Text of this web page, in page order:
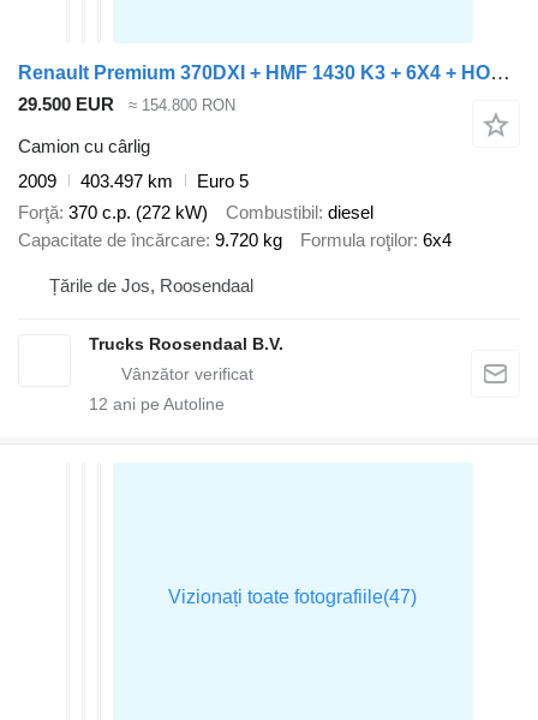
Renault Premium 370DXI + HMF 1430 K3 + 6X4 + HOOKSYTEM + EURO 5
29.500 EUR ≈ 154.800 RON
Camion cu cârlig
2009
403.497 km
Euro 5
Forţă 370 c.p. (272 kW) Combustibil diesel
Capacitate de încărcare 9.720 kg Formula roţilor 6x4
Țările de Jos, Roosendaal
Trucks Roosendaal B.V.
12 ani pe Autoline